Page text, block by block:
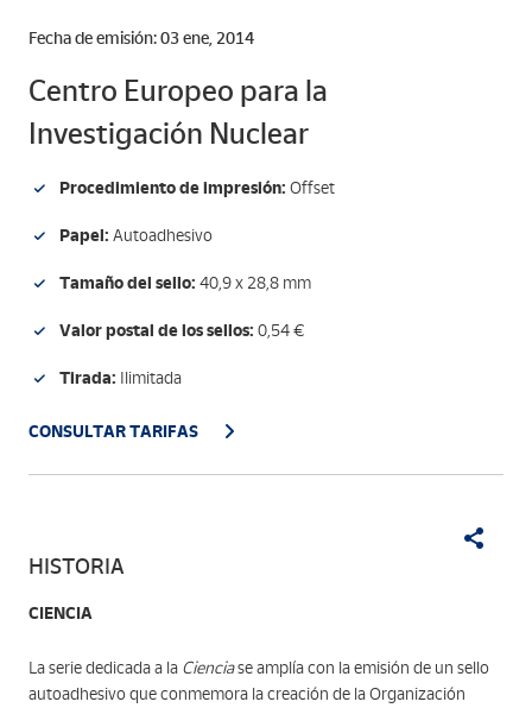
Fecha de emisión: 03 ene, 2014
Centro Europeo para la
Investigación Nuclear
Procedimiento de impresión: Offset
Papel: Autoadhesivo
Tamaño del sello: 40,9 x 28,8 mm
Valor postal de los sellos: 0,54 €
Tirada: Ilimitada
CONSULTAR TARIFAS
HISTORIA
CIENCIA
La serie dedicada a la Cienciase amplía con la emisión de un sello
autoadhesivo que conmemora la creación de la Organización